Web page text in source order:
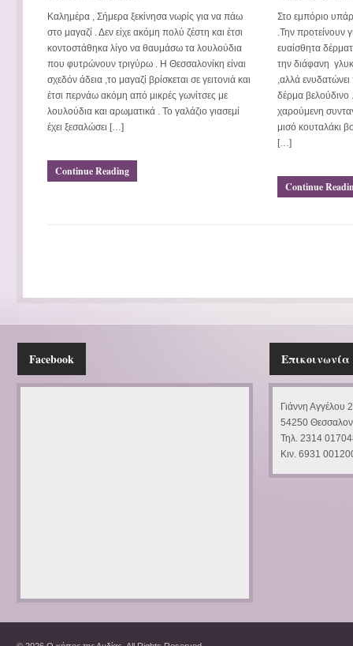
Καλημέρα , Σήμερα ξεκίνησα νωρίς για να πάω
στο μαγαζί . Δεν είχε ακόμη πολύ ζέστη και έτσι
κοντοστάθηκα λίγο να θαυμάσω τα λουλούδια
που φυτρώνουν τριγύρω . Η Θεσσαλονίκη είναι
σχεδόν άδεια ,το μαγαζί βρίσκεται σε γειτονιά και
έτσι περνάω ακόμη από μικρές γωνίτσες με
λουλούδια και αρωματικά . Το γαλάζιο γιασεμί
έχει ξεσαλώσει […]
Continue Reading
Στο εμπόριο
.Την προτείνουν
ευαίσθητα
την διάφανη
,αλλά ενυδατώνει
δέρμα
χαρούμενη
μισό κουταλάκι
[…]
Continue
Facebook Επικοινωνία
Γιάννη Αγγέλου
54250
Τηλ. 2314
Κιν. 6931